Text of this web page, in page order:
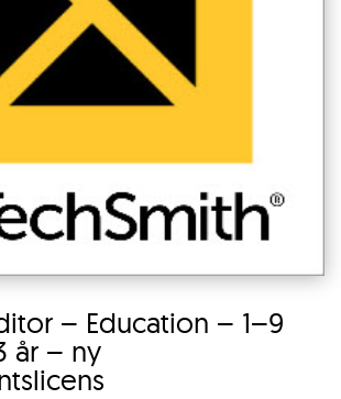
– Education – 1–9
år – ny